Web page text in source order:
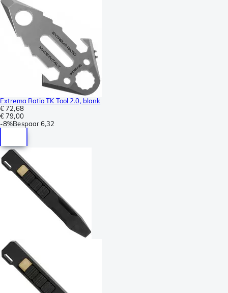
Extrema Ratio TK Tool 2.0, blank
€ 72,68
€ 79,00
-8%Bespaar6,32